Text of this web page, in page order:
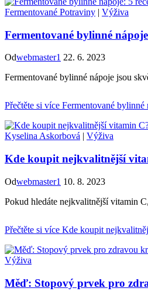
Fermentované Potraviny | Výživa
Fermentované bylinné
Odwebmaster1 22. 6. 2023
Fermentované bylinné nápoje jsou
Přečtěte si více Fermentované bylinné
Kyselina Askorbová | Výživa
Kde koupit nejkvalitnější
Odwebmaster1 10. 8. 2023
Pokud hledáte nejkvalitnější vitamin
Přečtěte si více Kde koupit
Výživa
Měď: Stopový prvek pro